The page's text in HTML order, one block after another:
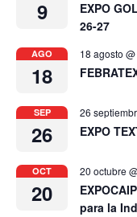
9
EXPO
26-27
AGO
18
18 agosto
SEP
26
26
EXPO
OCT
20
20 octubre
para la